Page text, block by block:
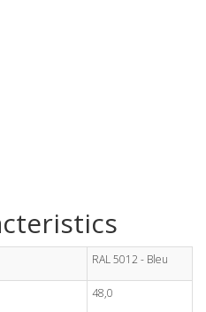
RAL 5012 - Bleu
48,0